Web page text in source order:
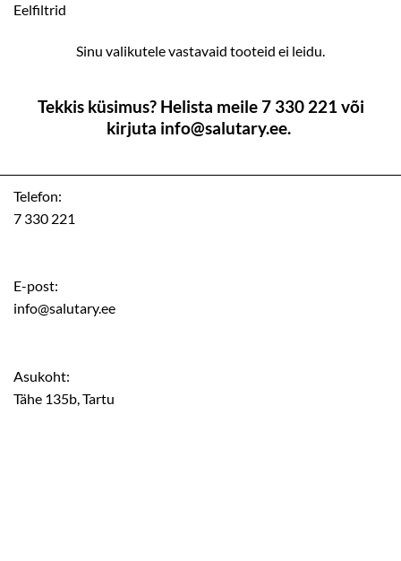
Eelfiltrid
Sinu valikutele vastavaid tooteid ei leidu.
Tekkis küsimus? Helista meile 7 330 221 või
kirjuta info@salutary.ee.
Telefon:
7 330 221
E-post:
info@salutary.ee
Asukoht:
Tähe 135b, Tartu